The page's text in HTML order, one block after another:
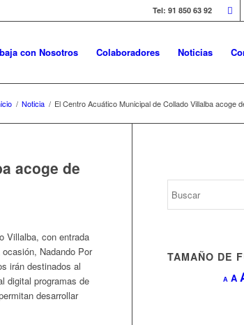
Tel: 91 850 63 92
con Nosotros Colaboradores Noticias
/ Noticia / El Centro Acuático Municipal de Collado Villalba acoge
acoge de
Villalba, con entrada
Nadando Por
irán destinados al
digital programas de
desarrollar
TAMAÑO DE
A A